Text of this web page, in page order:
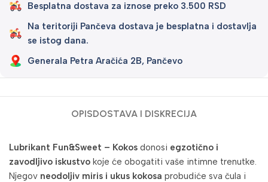
Besplatna dostava za iznose preko 3.500 RSD
Na teritoriji Pančeva dostava je besplatna i dostavlja
se istog dana.
Generala Petra Aračića 2B, Pančevo
OPISDOSTAVA I DISKRECIJA
Lubrikant Fun&Sweet – Kokos donosi egzotično i
zavodljivo iskustvo koje će obogatiti vaše intimne trenutke.
Njegov neodoljiv miris i ukus kokosa probudiće sva čula i